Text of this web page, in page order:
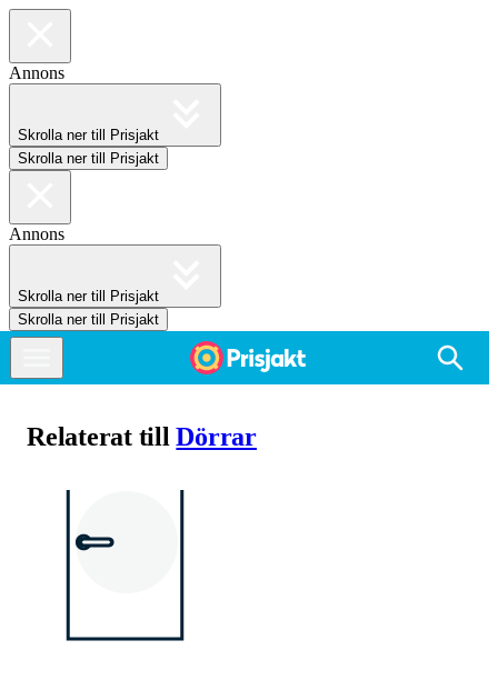
Annons
Skrolla ner till Prisjakt
Skrolla ner till Prisjakt
Annons
Skrolla ner till Prisjakt
Skrolla ner till Prisjakt
Relaterat tillDörrar